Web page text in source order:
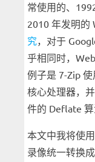
常使用的、
2010 年发明的
究，对于
乎相同时，
例子是 7-Zip
核心处理器，
件的 Deflate 算
本文中我将使
录像统一转换